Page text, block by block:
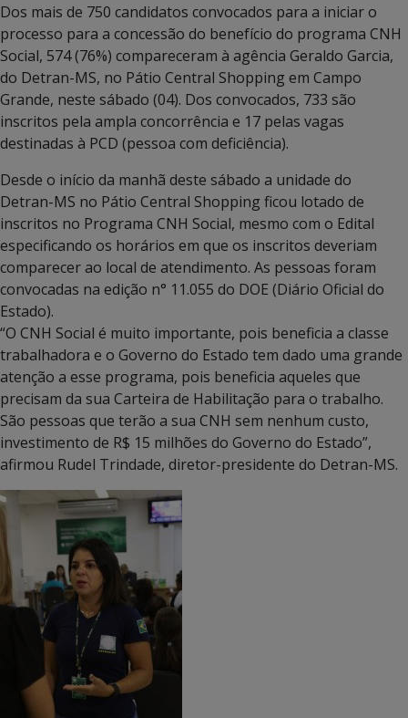
Dos mais de 750 candidatos convocados para a iniciar o
processo para a concessão do benefício do programa CNH
Social, 574 (76%) compareceram à agência Geraldo Garcia,
do Detran-MS, no Pátio Central Shopping em Campo
Grande, neste sábado (04). Dos convocados, 733 são
inscritos pela ampla concorrência e 17 pelas vagas
destinadas à PCD (pessoa com deficiência).
Desde o início da manhã deste sábado a unidade do
Detran-MS no Pátio Central Shopping ficou lotado de
inscritos no Programa CNH Social, mesmo com o Edital
especificando os horários em que os inscritos deveriam
comparecer ao local de atendimento. As pessoas foram
convocadas na edição n° 11.055 do DOE (Diário Oficial do
Estado).
“O CNH Social é muito importante, pois beneficia a classe
trabalhadora e o Governo do Estado tem dado uma grande
atenção a esse programa, pois beneficia aqueles que
precisam da sua Carteira de Habilitação para o trabalho.
São pessoas que terão a sua CNH sem nenhum custo,
investimento de R$ 15 milhões do Governo do Estado”,
afirmou Rudel Trindade, diretor-presidente do Detran-MS.